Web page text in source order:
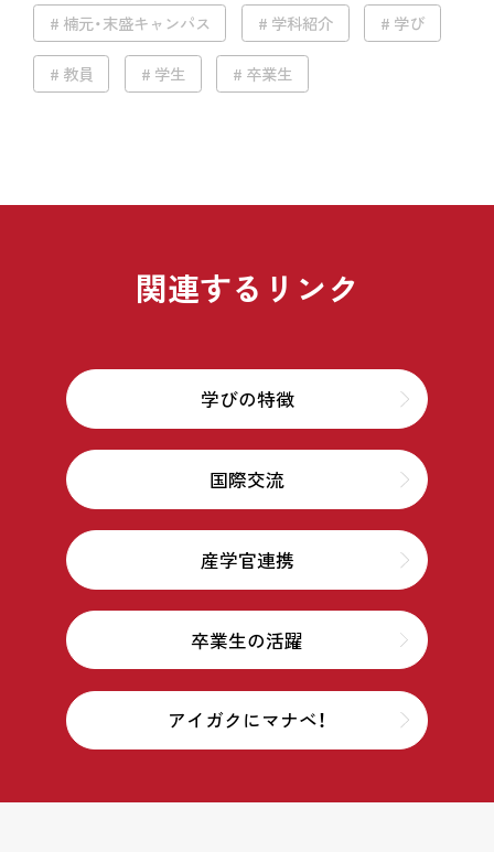
楠元・末盛キャンパス 学科紹介 学び
教員 学生 卒業生
関連するリンク
学びの特徴
国際交流
産学官連携
卒業生の活躍
アイガクにマナベ！